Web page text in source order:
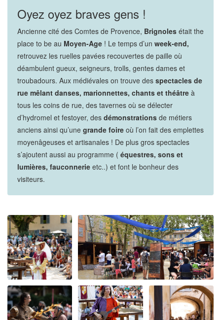
Oyez oyez braves gens !
Ancienne cité des Comtes de Provence, Brignoles était the
place to be au Moyen-Age ! Le temps d’un week-end,
retrouvez les ruelles pavées recouvertes de paille où
déambulent gueux, seigneurs, trolls, gentes dames et
troubadours. Aux médiévales on trouve des spectacles de
rue mêlant danses, marionnettes, chants et théâtre à
tous les coins de rue, des tavernes où se délecter
d’hydromel et festoyer, des démonstrations de métiers
anciens ainsi qu’une grande foire où l’on fait des emplettes
moyenâgeuses et artisanales ! De plus gros spectacles
s’ajoutent aussi au programme ( équestres, sons et
lumières, fauconnerie etc..) et font le bonheur des
visiteurs.